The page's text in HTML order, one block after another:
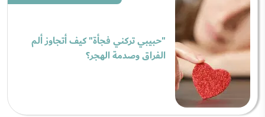
"حبيبي تركني فجأة" كيف أتجاوز ألم
الفراق وصدمة الهجر؟